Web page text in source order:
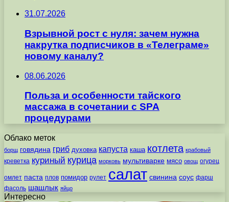
31.07.2026
Взрывной рост с нуля: зачем нужна
накрутка подписчиков в «Телеграме»
новому каналу?
08.06.2026
Польза и особенности тайского
массажа в сочетании с SPA
процедурами
Облако меток
борщ говядина гриб духовка капуста каша котлета крабовый
креветка куриный курица морковь мультиварке мясо овощ огурец
омлет паста плов помидор рулет салат свинина соус фарш
фасоль шашлык яйцо
Интересно